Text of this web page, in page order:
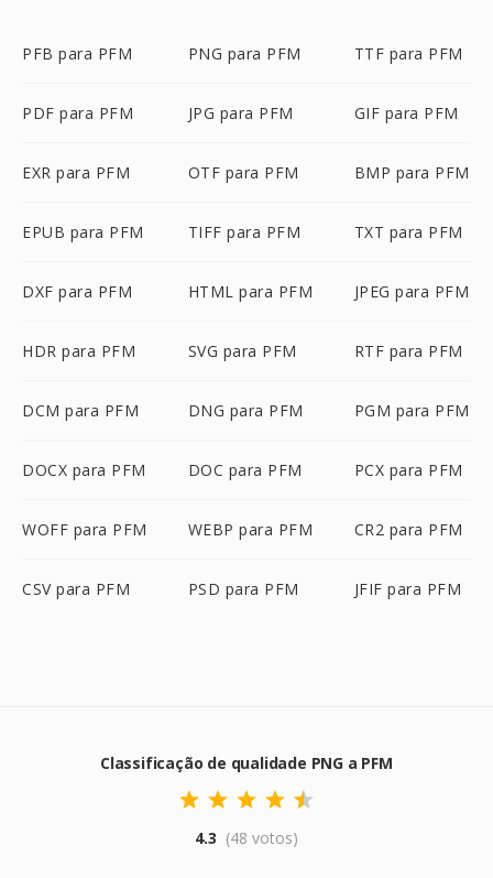
PFB para PFM PNG para PFM TTF para PFM
PDF para PFM JPG para PFM GIF para PFM
EXR para PFM OTF para PFM BMP para PFM
EPUB para PFM TIFF para PFM TXT para PFM
DXF para PFM HTML para PFM JPEG para PFM
HDR para PFM SVG para PFM RTF para PFM
DCM para PFM DNG para PFM PGM para PFM
DOCX para PFM DOC para PFM PCX para PFM
WOFF para PFM WEBP para PFM CR2 para PFM
CSV para PFM PSD para PFM JFIF para PFM
Classificação de qualidade PNG a PFM
4.3 (48 votos)